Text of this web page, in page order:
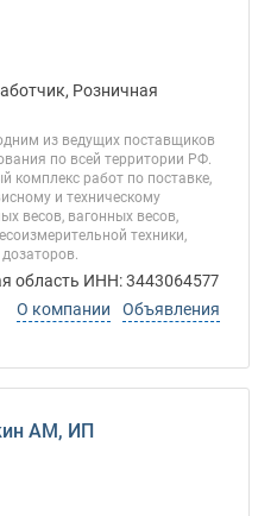
Розничная
из ведущих поставщиков
по всей территории РФ.
комплекс работ по поставке,
и техническому
весов, вагонных весов,
техники,
область ИНН: 3443064577
О компании
Объявления
АМ, ИП